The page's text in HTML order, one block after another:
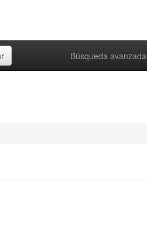
Búsqueda avanzada